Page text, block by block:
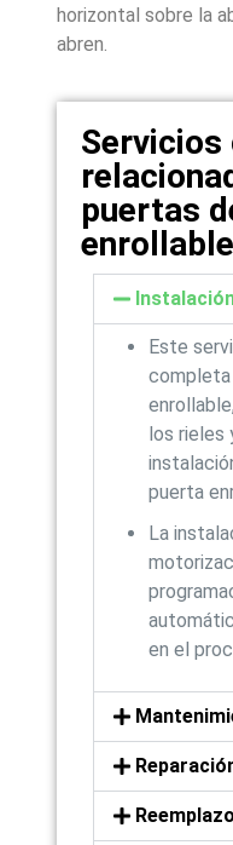
horizontal sobre la
abren.
Servicios
puertas
Este
completa
los rieles
puerta
La
en el